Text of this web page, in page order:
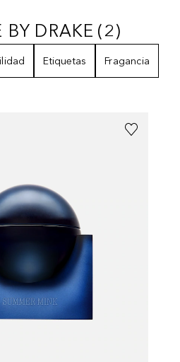
BY DRAKE2
BY DRAKE (2)
Etiquetas Fragancia